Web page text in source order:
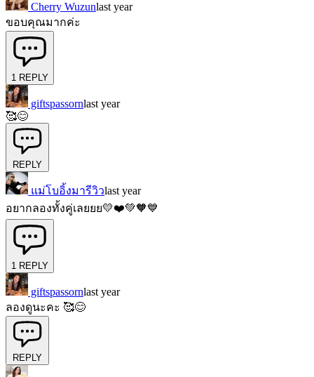
Cherry Wuzunlast year
ขอบคุณมากค่ะ
1 REPLY
giftspassornlast year
🥰😊
REPLY
แม่โบอิ้งมารีวิวlast year
อยากลองทั้งคู่เลยยย💛❤️💚🧡💙
1 REPLY
giftspassornlast year
ลองดูนะคะ 🥰😊
REPLY